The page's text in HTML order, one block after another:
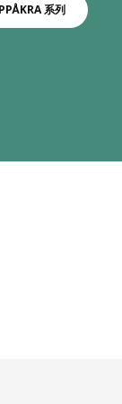
系列